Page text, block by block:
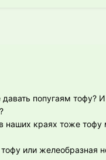
попугаям
наших краях тоже
или желеобразная